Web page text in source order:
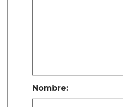
Nombre: